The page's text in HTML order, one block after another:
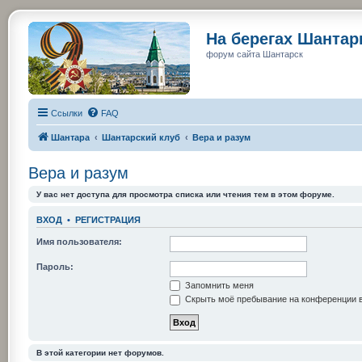
На берегах
форум сайта Шантарск
Ссылки FAQ
Шантара Шантарский клуб Вера и разум
Вера и разум
У вас нет доступа для просмотра списка или чтения тем в этом форуме.
ВХОД • РЕГИСТРАЦИЯ
Имя пользователя:
Пароль:
Запомнить меня
Скрыть моё пребывание на конференции
В этой категории нет форумов.